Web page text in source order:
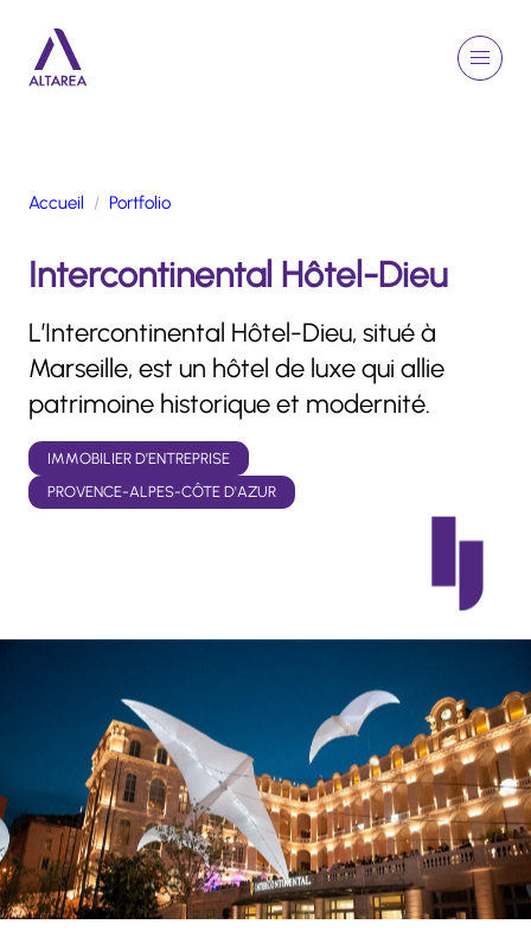
Menu
ACTIVITÉS
TALENTS
FINANCE
NEWSROOM
PORTFOLIO
Rechercher
Accueil Portfolio
Intercontinental Hôtel-Dieu
L’Intercontinental Hôtel-Dieu, situé à
Marseille, est un hôtel de luxe qui allie
patrimoine historique et modernité.
IMMOBILIER D’ENTREPRISE
PROVENCE-ALPES-CÔTE D'AZUR